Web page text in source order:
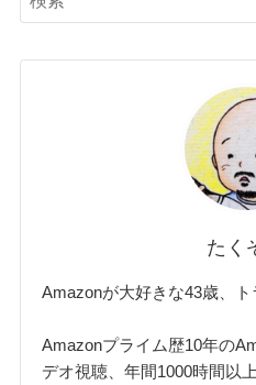
たく
Amazonが大好きな43歳、ト
Amazonプライム歴10年の
デオ視聴、年間1000時間以